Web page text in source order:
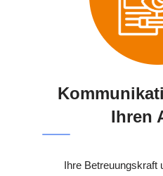
Ihren
Ihre Betreuungskraft